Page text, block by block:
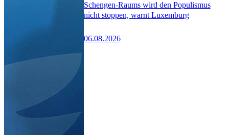
Schengen-Raums wird den Populismus
nicht stoppen, warnt Luxemburg
06.08.2026